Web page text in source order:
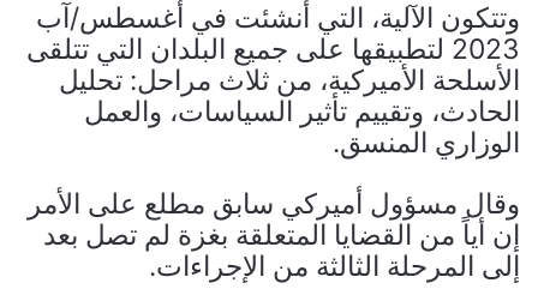
وتتكون الآلية، التي أنشئت في أغسطس/آب
2023 لتطبيقها على جميع البلدان التي تتلقى
الأسلحة الأميركية، من ثلاث مراحل: تحليل
الحادث، وتقييم تأثير السياسات، والعمل
الوزاري المنسق.
وقال مسؤول أميركي سابق مطلع على الأمر
إن أياً من القضايا المتعلقة بغزة لم تصل بعد
إلى المرحلة الثالثة من الإجراءات.